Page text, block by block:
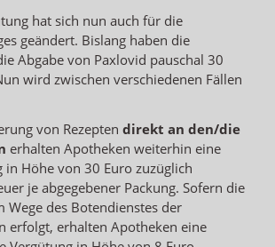
hat sich nun auch für die
geändert. Bislang haben die
Abgabe von Paxlovid pauschal 30
wird zwischen verschiedenen Fällen
von Rezepten direkt an den/die
erhalten Apotheken weiterhin eine
in Höhe von 30 Euro zuzüglich
je abgegebener Packung. Sofern die
Wege des Botendienstes der
erfolgt, erhalten Apotheken eine